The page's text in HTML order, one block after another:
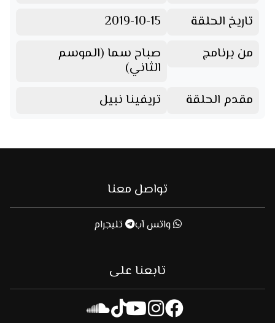
تاريخ الحلقة
2019-10-15
من برنامج
صباح سما (الموسم
الثاني)
مقدم الحلقة
تريفينا نبيل
تواصل معنا
واتس آب تليجرام
تابعنا على